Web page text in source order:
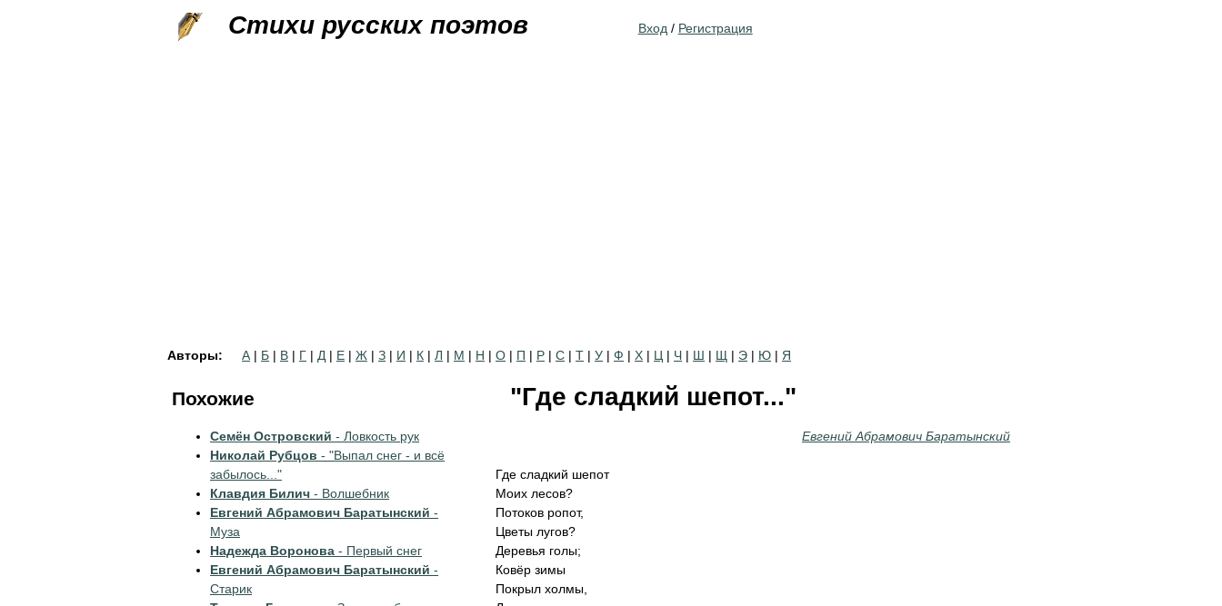
Стихи русских поэтов Вход / Регистрация
Авторы: А | Б | В | Г | Д | Е | Ж | З | И | К | Л | М | Н | О | П | Р | С | Т | У | Ф | Х | Ц | Ч | Ш | Щ | Э | Ю | Я
"Где сладкий шепот..."
Евгений Абрамович Баратынский
Где сладкий шепот
Моих лесов?
Потоков ропот,
Цветы лугов?
Деревья голы;
Ковёр зимы
Покрыл холмы,
Похожие
Семён Островский - Ловкость рук
Николай Рубцов - "Выпал снег - и всё
забылось..."
Клавдия Билич - Волшебник
Евгений Абрамович Баратынский -
Муза
Надежда Воронова - Первый снег
Евгений Абрамович Баратынский -
Старик